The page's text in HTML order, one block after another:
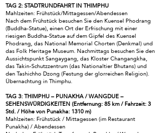
TAG 2: STADTRUNDFAHRT IN THIMPHU
Mahlzeiten: Frühstück/Mittagessen/Abendessen
Nach dem Frühstück besuchen Sie den Kuensel Phodrang
(Buddha-Statue), einen Ort der Erfrischung mit einer
riesigen Buddha-Statue auf dem Gipfel des Kuensel
Phodrang, das National Memorial Chorten (Denkmal) und
das Folk Heritage Museum. Nachmittags besuchen Sie den
Aussichtspunkt Sangaygang, das Kloster Changangkha,
das Takin-Schutzzentrum (das Nationaltier Bhutans) und
den Tashichho Dzong (Festung der glorreichen Religion).
Übernachtung in Thimphu.
TAG 3: THIMPHU – PUNAKHA / WANGDUE –
SEHENSWÜRDIGKEITEN (Entfernung: 85 km / Fahrzeit: 3
Std. / Höhe von Punakha: 1310 m)
Mahlzeiten: Frühstück / Mittagessen (im Restaurant
Punakha) / Abendessen